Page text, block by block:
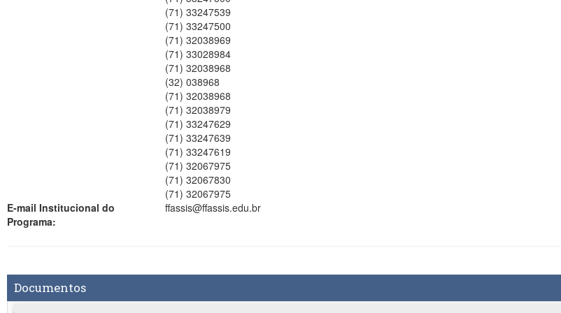
(71) 33247539
(71) 33247500
(71) 32038969
(71) 33028984
(71) 32038968
(32) 038968
(71) 32038968
(71) 32038979
(71) 33247629
(71) 33247639
(71) 33247619
(71) 32067975
(71) 32067830
(71) 32067975
E-mail Institucional do
Programa:
ffassis@ffassis.edu.br
Documentos